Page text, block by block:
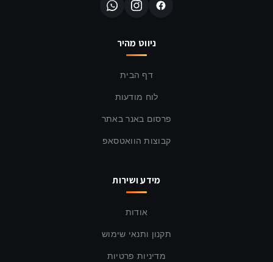
ניווט מהיר
דף הבית
לוח מודעות
פרסום באנר באתר
קבוצות הוואטסאפ
מידע ושירות
אודות
תקנון ותנאי שימוש
מדיניות פרטיות